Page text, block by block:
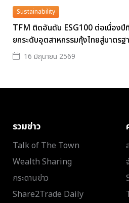
Sustainability
TFM ติดอันดับ ESG100 ต่อเนื่องปี
ยกระดับอุตสาหกรรมกุ้งไทยสู่มาตรฐ
16 มิถุนายน 2569
รวมข่าว
Talk of The Town
Wealth Sharing
กระดานข่าว
Share2Trade Daily